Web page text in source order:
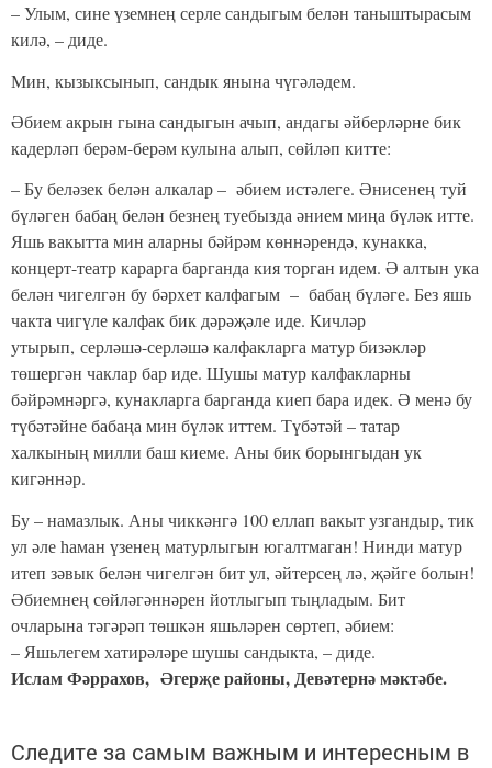
– Улым, сине үземнең серле сандыгым белән таныштырасым
килә, – диде.
Мин, кызыксынып, сандык янына чүгәләдем.
Әбием акрын гына сандыгын ачып, андагы әйберләрне бик
кадерләп берәм-берәм кулына алып, сөйләп китте:
– Бу беләзек белән алкалар – әбием истәлеге. Әнисенең туй
бүләген бабаң белән безнең туебызда әнием миңа бүләк итте.
Яшь вакытта мин аларны бәйрәм көннәрендә, кунакка,
концерт-театр карарга барганда кия торган идем. Ә алтын ука
белән чигелгән бу бәрхет калфагым – бабаң бүләге. Без яшь
чакта чигүле калфак бик дәрәҗәле иде. Кичләр
утырып, серләшә-серләшә калфакларга матур бизәкләр
төшергән чаклар бар иде. Шушы матур калфакларны
бәйрәмнәргә, кунакларга барганда киеп бара идек. Ә менә бу
түбәтәйне бабаңа мин бүләк иттем. Түбәтәй – татар
халкының милли баш киеме. Аны бик борынгыдан ук
кигәннәр.
Бу – намазлык. Аны чиккәнгә 100 еллап вакыт узгандыр, тик
ул әле һаман үзенең матурлыгын югалтмаган! Нинди матур
итеп зәвык белән чигелгән бит ул, әйтерсең лә, җәйге болын!
Әбиемнең сөйләгәннәрен йотлыгып тыңладым. Бит
очларына тәгәрәп төшкән яшьләрен сөртеп, әбием:
– Яшьлегем хатирәләре шушы сандыкта, – диде.
Ислам Фәррахов, Әгерҗе районы, Девәтернә мәктәбе.
Следите за самым важным и интересным в